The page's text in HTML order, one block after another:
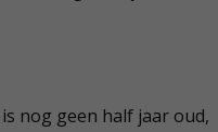
nog geen half jaar oud,